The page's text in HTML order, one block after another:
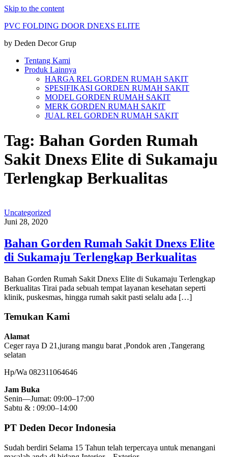
Skip to the content
PVC FOLDING DOOR DNEXS ELITE
by Deden Decor Grup
Tentang Kami
Produk Lainnya
HARGA REL GORDEN RUMAH SAKIT
SPESIFIKASI GORDEN RUMAH SAKIT
MODEL GORDEN RUMAH SAKIT
MERK GORDEN RUMAH SAKIT
JUAL REL GORDEN RUMAH SAKIT
Tag: Bahan Gorden Rumah
Sakit Dnexs Elite di Sukamaju
Terlengkap Berkualitas
Uncategorized
Juni 28, 2020
Bahan Gorden Rumah Sakit Dnexs Elite
di Sukamaju Terlengkap Berkualitas
Bahan Gorden Rumah Sakit Dnexs Elite di Sukamaju Terlengkap
Berkualitas Tirai pada sebuah tempat layanan kesehatan seperti
klinik, puskesmas, hingga rumah sakit pasti selalu ada […]
Temukan Kami
Alamat
Ceger raya D 21,jurang mangu barat ,Pondok aren ,Tangerang
selatan
Hp/Wa 082311064646
Jam Buka
Senin—Jumat: 09:00–17:00
Sabtu & : 09:00–14:00
PT Deden Decor Indonesia
Sudah berdiri Selama 15 Tahun telah terpercaya untuk menangani